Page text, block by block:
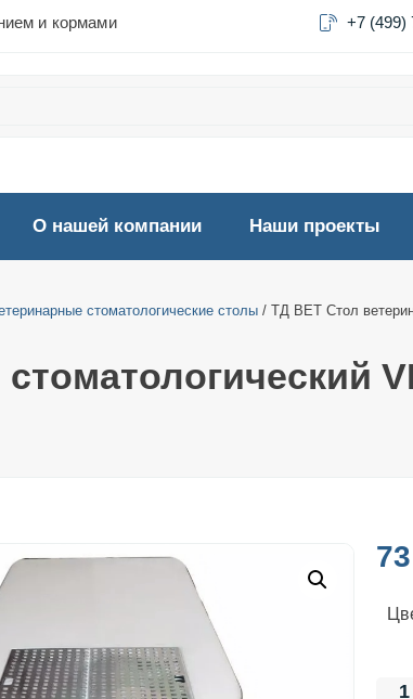
и кормами +7 (499)
О нашей компании Наши проекты
стоматологические столы / ТД ВЕТ Стол